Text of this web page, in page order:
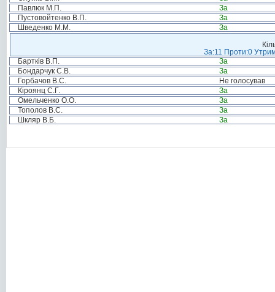
Павлюк М.П.
За
Пустовойтенко В.П.
За
Шведенко М.М.
За
За:11 Проти:0
Бартків В.П.
За
Бондарчук С.В.
За
Горбачов В.С.
Не голосував
Кіроянц С.Г.
За
Омельченко О.О.
За
Тополов В.С.
За
Шкляр В.Б.
За